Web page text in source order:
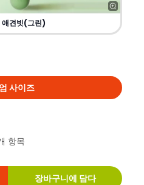
애견빗(그린)
사이즈
항목
장바구니에 담다